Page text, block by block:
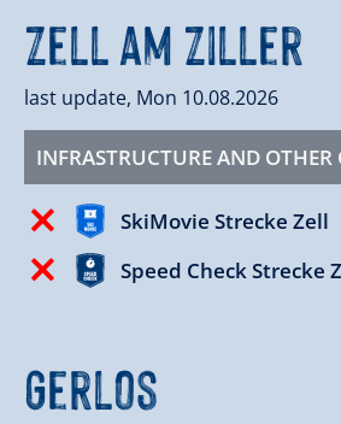
Zell am Ziller
last update, Mon 10.08.2026
INFRASTRUCTURE AND OTHER
SkiMovie Strecke Zell
Speed Check Strecke
Gerlos